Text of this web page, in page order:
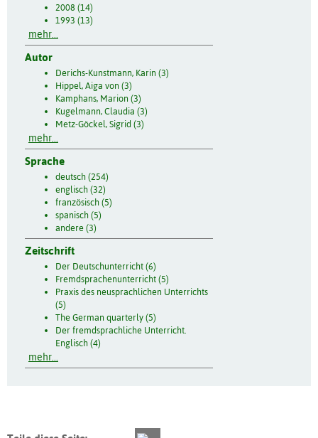
2008 (14)
1993 (13)
mehr...
Autor
Derichs-Kunstmann, Karin (3)
Hippel, Aiga von (3)
Kamphans, Marion (3)
Kugelmann, Claudia (3)
Metz-Göckel, Sigrid (3)
mehr...
Sprache
deutsch (254)
englisch (32)
französisch (5)
spanisch (5)
andere (3)
Zeitschrift
Der Deutschunterricht (6)
Fremdsprachenunterricht (5)
Praxis des neusprachlichen Unterrichts
(5)
The German quarterly (5)
Der fremdsprachliche Unterricht.
Englisch (4)
mehr...